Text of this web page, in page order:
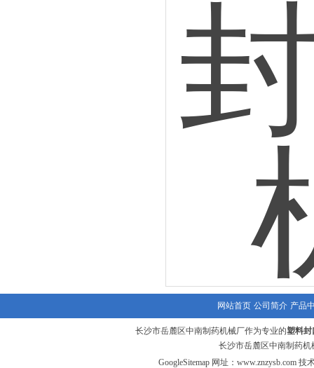
网站首页 公司简介 产品
长沙市岳麓区中南制药机械厂作为专业的塑料封
长沙市岳麓区中南制药
GoogleSitemap 网址： www.znzysb.com 技